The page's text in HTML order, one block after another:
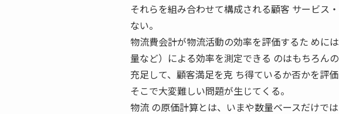
それらを組み合わせて構成される顧客 サービス
ない。
物流費会計が物流活動の効率を評価するた めに
量など）による効率を測定できる のはもちろん
充足して、顧客満足を克 ち得ているか否かを評
そこで大変難しい問題が生じてくる。
物流 の原価計算とは、いまや数量ベースだけで